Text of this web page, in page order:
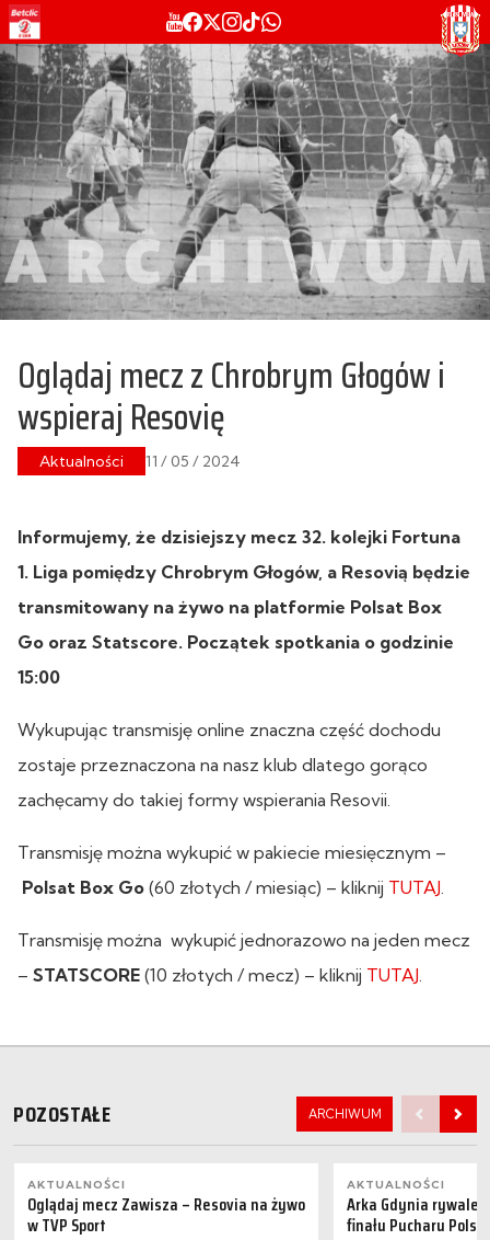
Oglądaj mecz z Chrobrym Głogów i
wspieraj Resovię
Aktualności 11 / 05 / 2024
Informujemy, że dzisiejszy mecz 32. kolejki Fortuna
1. Liga pomiędzy Chrobrym Głogów, a Resovią będzie
transmitowany na żywo na platformie Polsat Box
Go oraz Statscore. Początek spotkania o godzinie
15:00
Wykupując transmisję online znaczna część dochodu
zostaje przeznaczona na nasz klub dlatego gorąco
zachęcamy do takiej formy wspierania Resovii.
Transmisję można wykupić w pakiecie miesięcznym –
Polsat Box Go (60 złotych / miesiąc) – kliknij TUTAJ
Transmisję można wykupić jednorazowo na jeden mecz
– STATSCORE (10 złotych / mecz) – kliknij TUTAJ
POZOSTAŁE ARCHIWUM
AKTUALNOŚCI
Oglądaj mecz Zawisza – Resovia na żywo
w TVP Sport
AKTUALNOŚCI
Arka Gdynia
finału Pucharu Polski